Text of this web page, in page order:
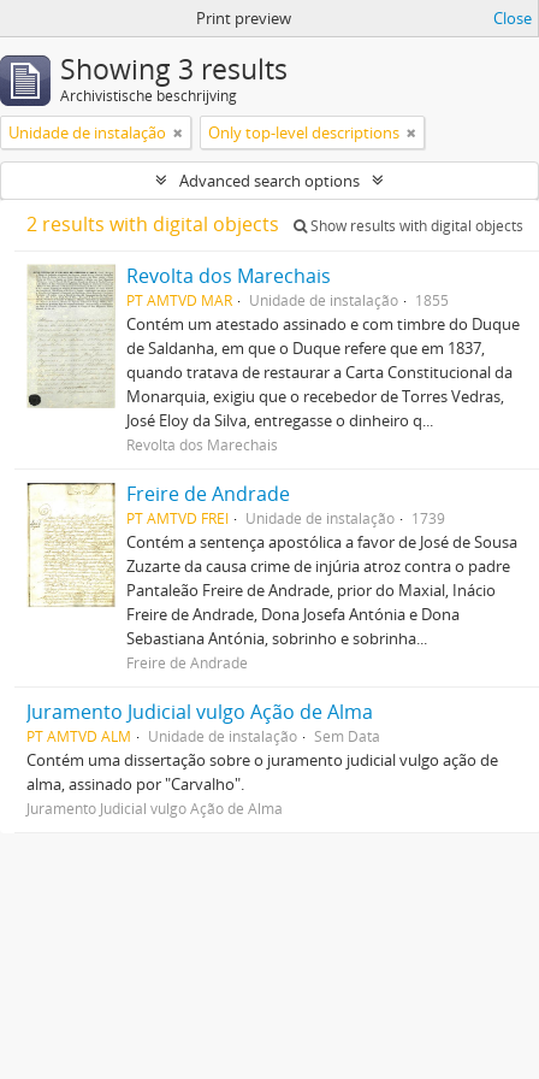
Print preview Close
Showing 3 results
Archivistische beschrijving
Unidade de instalação Only top-level descriptions
Advanced search options
2 results with digital objects Show results with digital objects
Revolta dos Marechais
PT AMTVD MAR Unidade de instalação 1855
Contém um atestado assinado e com timbre do Duque
de Saldanha, em que o Duque refere que em 1837,
quando tratava de restaurar a Carta Constitucional da
Monarquia, exigiu que o recebedor de Torres Vedras,
José Eloy da Silva, entregasse o dinheiro q...
Revolta dos Marechais
Freire de Andrade
PT AMTVD FREI Unidade de instalação 1739
Contém a sentença apostólica a favor de José de Sousa
Zuzarte da causa crime de injúria atroz contra o padre
Pantaleão Freire de Andrade, prior do Maxial, Inácio
Freire de Andrade, Dona Josefa Antónia e Dona
Sebastiana Antónia, sobrinho e sobrinha...
Freire de Andrade
Juramento Judicial vulgo Ação de Alma
PT AMTVD ALM Unidade de instalação Sem Data
Contém uma dissertação sobre o juramento judicial vulgo ação de
alma, assinado por "Carvalho".
Juramento Judicial vulgo Ação de Alma